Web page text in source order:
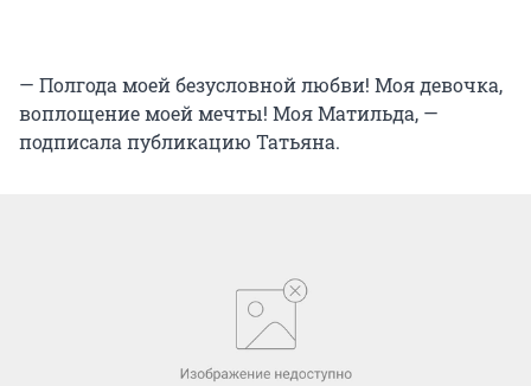
— Полгода моей безусловной любви! Моя девочка,
воплощение моей мечты! Моя Матильда, —
подписала публикацию Татьяна.